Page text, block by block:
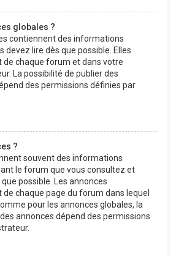
globales ?
contiennent des informations
devez lire dès que possible. Elles
de chaque forum et dans votre
La possibilité de publier des
des permissions définies par
?
souvent des informations
le forum que vous consultez et
possible. Les annonces
chaque page du forum dans lequel
pour les annonces globales, la
annonces dépend des permissions